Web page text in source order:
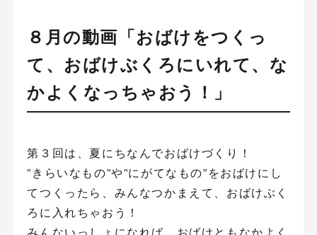
８月の動画「おばけをつくっ
て、おばけぶくろにいれて、な
かよくなっちゃおう！」
第３回は、夏にちなんでおばけづくり！
”きらいなもの”や”にがてなもの”をおばけにし
てつくったら、みんなつかまえて、おばけぶく
ろに入れちゃおう！